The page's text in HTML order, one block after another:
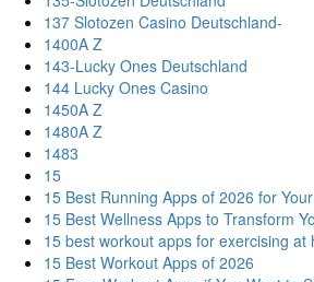
137 Slotozen Casino Deutschland-
1400A Z
143-Lucky Ones Deutschland
144 Lucky Ones Casino
1450A Z
1480A Z
1483
15
15 Best Running Apps of 2026 for
15 Best Wellness Apps to Transform
15 best workout apps for exercising at
15 Best Workout Apps of 2026